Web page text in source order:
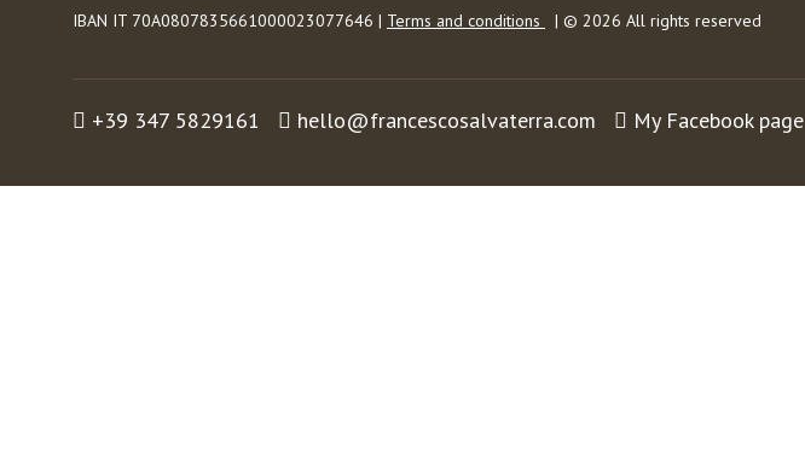
IBAN IT 70A0807835661000023077646 | Terms and conditions | © 2026 All rights reserved
+39 347 5829161 hello@francescosalvaterra.com My Facebook page